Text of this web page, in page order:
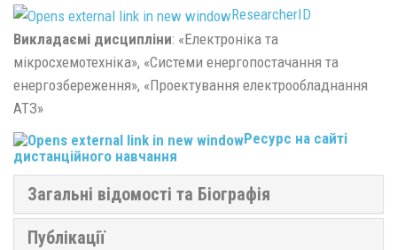
ResearcherID
Викладаємі дисципліни: «Електроніка та
мікросхемотехніка», «Системи енергопостачання та
енергозбереження», «Проектування електрообладнання
АТЗ»
Ресурс на сайті
дистанційного навчання
Загальні відомості та Біографія
Публікації